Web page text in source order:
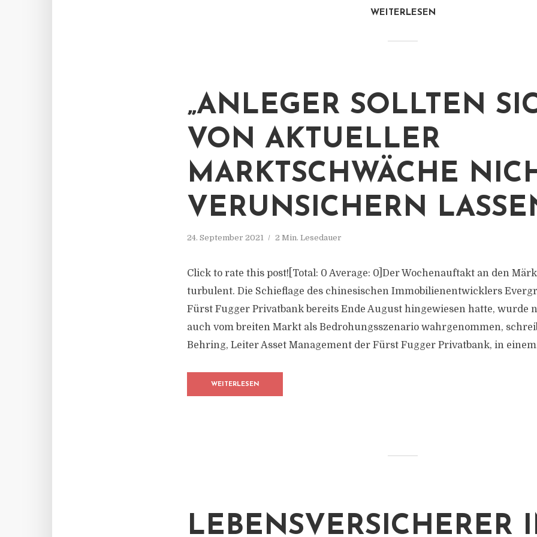
WEITERLESEN
„ANLEGER SOLLTEN
VON AKTUELLER
MARKTSCHWÄCHE
VERUNSICHERN
24. September 2021 2 Min. Lesedauer
Click to rate this post![Total: 0 Average: 0]Der Wochenauftakt an den
turbulent. Die Schieflage des chinesischen Immobilienentwicklers
Fürst Fugger Privatbank bereits Ende August hingewiesen hatte, wurde
auch vom breiten Markt als Bedrohungsszenario wahrgenommen,
Behring, Leiter Asset Management der Fürst Fugger Privatbank, in
WEITERLESEN
LEBENSVERSICHERER